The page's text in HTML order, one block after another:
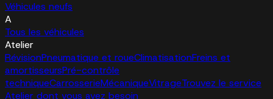
Véhicules neufs
A
Tous les véhicules
Atelier
RévisionPneumatique et roueClimatisationFreins et
amortisseursPré-contrôle
techniqueCarrosserieMécaniqueVitrageTrouvez le service
Atelier dont vous avez besoin